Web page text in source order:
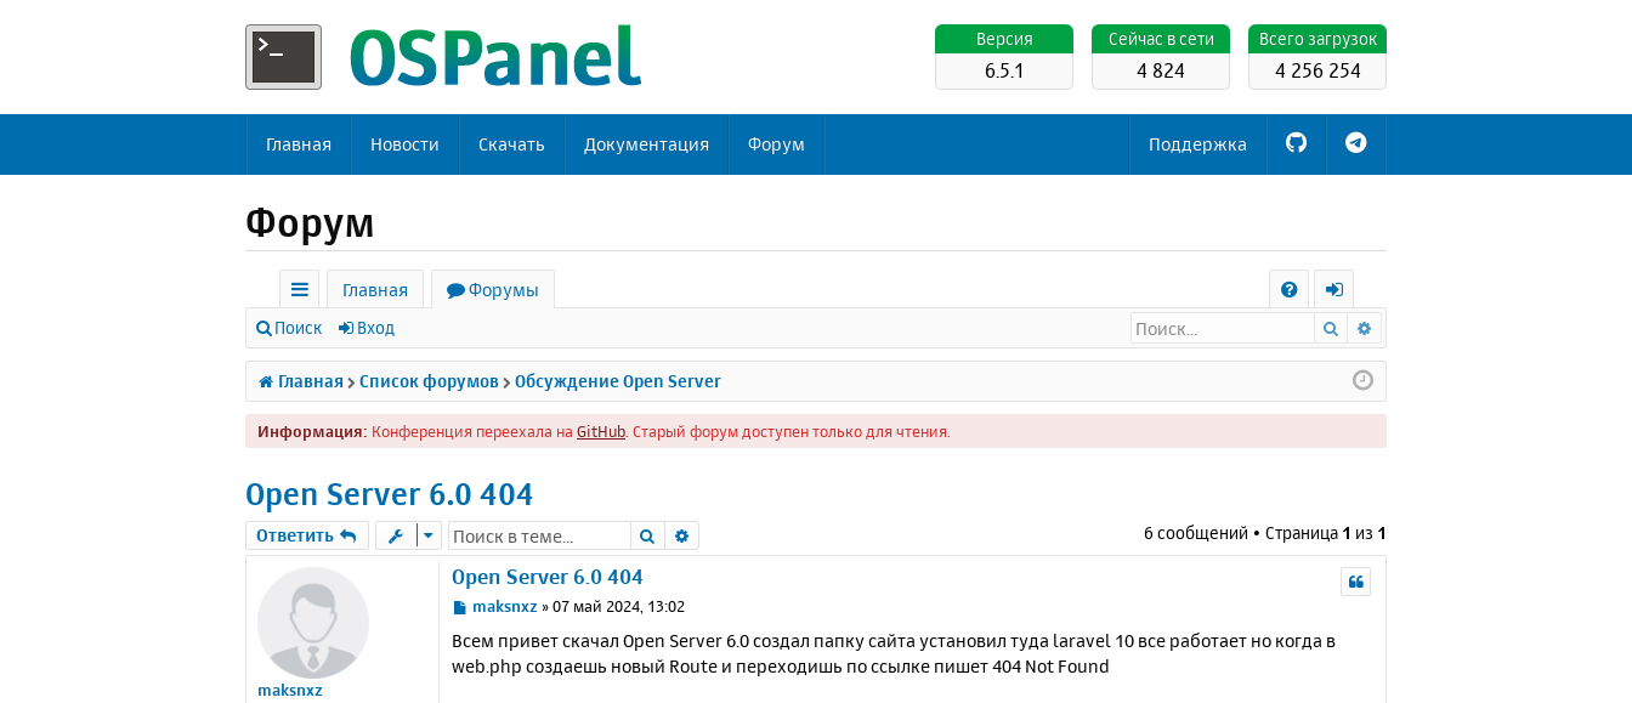
Всего загрузок
4 256 254
Cейчас в сети
4 824
Версия
6.5.1
Главная Новости Скачать Документация Форум Поддержка
Форум
с
ы
л
к
Главная
Форумы
Q
х
о
д
Поиск Вход Поиск
Главная Список форумов Обсуждение Open Server
Информация: Конференция переехала на GitHub . Старый форум доступен только для чтения.
Open Server 6.0 404
Ответить Поиск 6 сообщений • Страница 1 из 1
maksnxz
Open Server 6.0 404
С
о
б
maksnxz »07 май 2024, 13:02
Всем привет скачал Open Server 6.0 создал папку сайта установил туда laravel 10 все работает но когда в
web.php создаешь новый Route и переходишь по ссылке пишет 404 Not Found